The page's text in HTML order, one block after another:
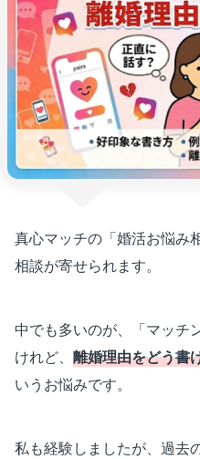
真心マッチの「婚活お悩み
相談が寄せられます。
中でも多いのが、「マッチ
けれど、 離婚理由をどう書
いうお悩みです。
私も経験しましたが、過去